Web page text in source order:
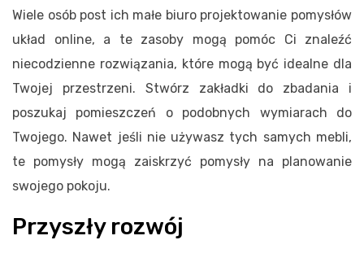
Wiele osób post ich małe biuro projektowanie pomysłów
układ online, a te zasoby mogą pomóc Ci znaleźć
niecodzienne rozwiązania, które mogą być idealne dla
Twojej przestrzeni. Stwórz zakładki do zbadania i
poszukaj pomieszczeń o podobnych wymiarach do
Twojego. Nawet jeśli nie używasz tych samych mebli,
te pomysły mogą zaiskrzyć pomysły na planowanie
swojego pokoju.
Przyszły rozwój